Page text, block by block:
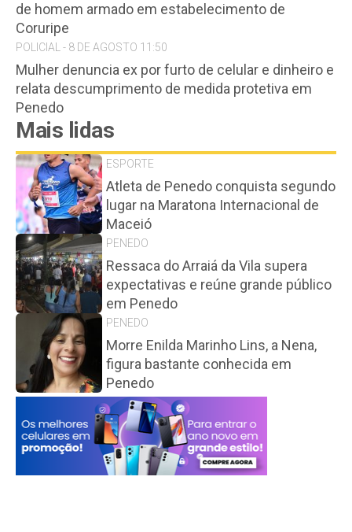
de homem armado em estabelecimento de
Coruripe
POLICIAL - 8 DE AGOSTO 11:50
Mulher denuncia ex por furto de celular e dinheiro e
relata descumprimento de medida protetiva em
Penedo
Mais lidas
ESPORTE
Atleta de Penedo conquista segundo
lugar na Maratona Internacional de
Maceió
PENEDO
Ressaca do Arraiá da Vila supera
expectativas e reúne grande público
em Penedo
PENEDO
Morre Enilda Marinho Lins, a Nena,
figura bastante conhecida em
Penedo